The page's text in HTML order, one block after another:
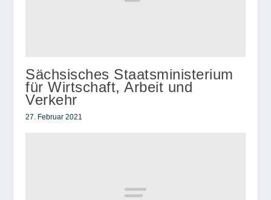
Sächsisches Staatsministerium
für Wirtschaft, Arbeit und
Verkehr
27. Februar 2021